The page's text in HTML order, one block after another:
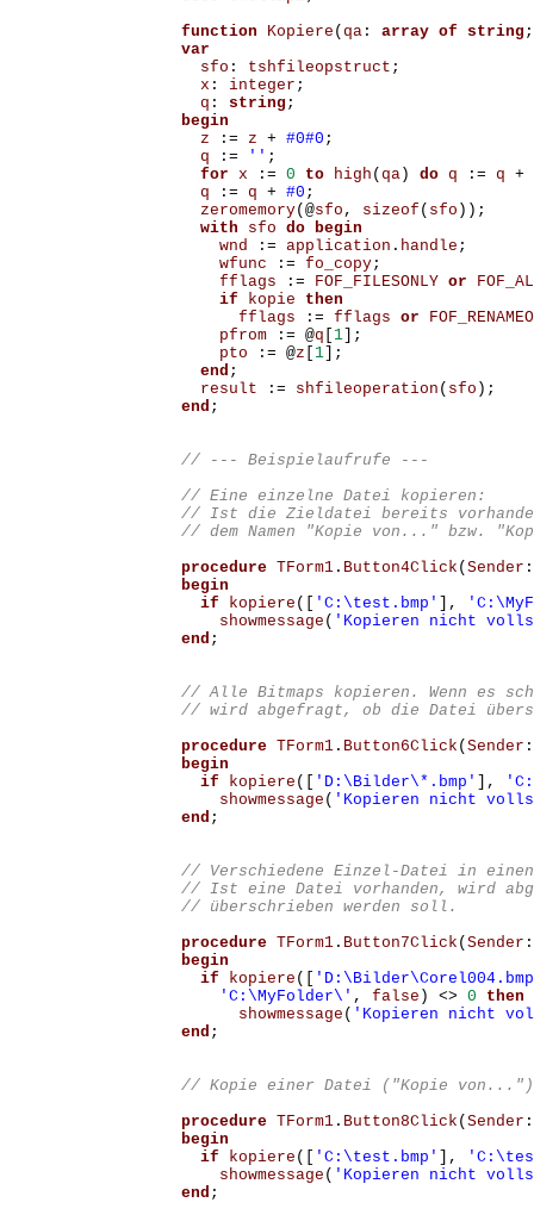
function
Kopiere ( qa: array of string ;
var
sfo : tshfileopstruct ;
x : integer ;
q : string ;
begin
z
:= z + #0#0 ;
q
:= '' ;
for x := 0 to high ( qa) do q := q +
q
:= q + #0 ;
zeromemory(@sfo , sizeof ( sfo ));
with
sfo do begin
wnd
:= application . handle ;
wfunc
:= fo_copy;
fflags
:= FOF_FILESONLY or
if
kopie
then
fflags
:= fflags or
pfrom
:= @q 1];
pto
:= @z 1];
end ;
result
:= shfileoperation ( sfo );
end ;
// Eine einzelne Datei kopieren:
// Ist die Zieldatei bereits
procedure TForm1. Button4Click ( Sender :
begin
if
kopiere ([ 'C:\test.bmp' ],
showmessage ( 'Kopieren nicht
end ;
// Alle Bitmaps kopieren. Wenn es
procedure TForm1. Button6Click ( Sender :
begin
if
kopiere ([ 'D:\Bilder\*.bmp' ],
showmessage ( 'Kopieren nicht
end ;
// Verschiedene Einzel-Datei in
// Ist eine Datei vorhanden, wird
procedure TForm1. Button7Click ( Sender :
begin
if
kopiere ([
'C:\MyFolder\' , false ) <> 0
then
showmessage ( 'Kopieren nicht
end ;
procedure TForm1. Button8Click ( Sender :
begin
if
kopiere ([ 'C:\test.bmp' ],
showmessage ( 'Kopieren nicht
end ;